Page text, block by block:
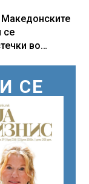
се
во
СЕ